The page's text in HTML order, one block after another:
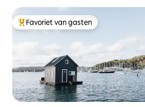
Topfavoriet van gasten
Favoriet van gasten